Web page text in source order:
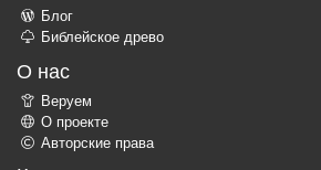
Блог
Библейское древо
О нас
Веруем
О проекте
Авторские права